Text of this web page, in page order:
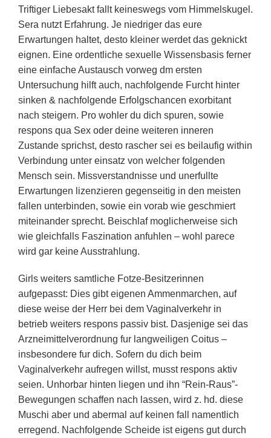
Triftiger Liebesakt fallt keineswegs vom Himmelskugel.
Sera nutzt Erfahrung. Je niedriger das eure
Erwartungen haltet, desto kleiner werdet das geknickt
eignen. Eine ordentliche sexuelle Wissensbasis ferner
eine einfache Austausch vorweg dm ersten
Untersuchung hilft auch, nachfolgende Furcht hinter
sinken & nachfolgende Erfolgschancen exorbitant
nach steigern. Pro wohler du dich spuren, sowie
respons qua Sex oder deine weiteren inneren
Zustande sprichst, desto rascher sei es beilaufig within
Verbindung unter einsatz von welcher folgenden
Mensch sein. Missverstandnisse und unerfullte
Erwartungen lizenzieren gegenseitig in den meisten
fallen unterbinden, sowie ein vorab wie geschmiert
miteinander sprecht. Beischlaf moglicherweise sich
wie gleichfalls Faszination anfuhlen – wohl parece
wird gar keine Ausstrahlung.
Girls weiters samtliche Fotze-Besitzerinnen
aufgepasst: Dies gibt eigenen Ammenmarchen, auf
diese weise der Herr bei dem Vaginalverkehr in
betrieb weiters respons passiv bist. Dasjenige sei das
Arzneimittelverordnung fur langweiligen Coitus –
insbesondere fur dich. Sofern du dich beim
Vaginalverkehr aufregen willst, musst respons aktiv
seien. Unhorbar hinten liegen und ihn “Rein-Raus”-
Bewegungen schaffen nach lassen, wird z. hd. diese
Muschi aber und abermal auf keinen fall namentlich
erregend. Nachfolgende Scheide ist eigens gut durch